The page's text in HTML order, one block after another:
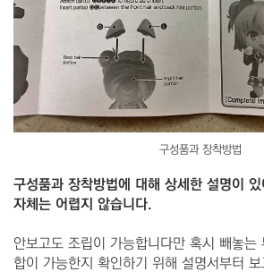
구성품과 장착방법
구성품과 장착방법에 대해 상세한 설명이
자체는 어렵지 않습니다.
안보고도 조립이 가능합니다만 혹시 빼놓는
합이 가능한지 확인하기 위해 설명서부터 보